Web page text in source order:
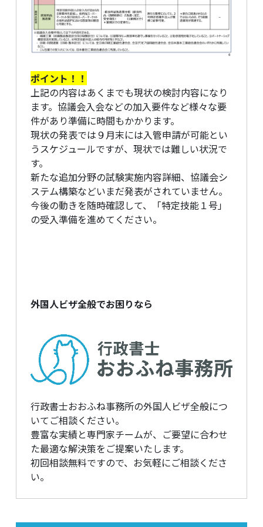
ポイント！！
上記の内容はあくまでも現状の検討内容になり
ます。協議会入会などの加入要件など様々な要
件があり準備に時間もかかります。
現状の発表では９月末には入管申請が可能とい
うスケジュールですが、現状では難しい状況で
す。
新たな追加分野の試験実施内容詳細、協議会シ
ステム構築などいまだ発表がされていません。
今後の動きを随時確認して、「特定技能１号」
の受入準備を進めてください。
外国人ビザ全般でお困りなら
行政書士おおふね事務所の外国人ビザ全般につ
いてご相談ください。
豊富な実績と専門家チームが、ご要望に合わせ
た最適な解決策をご提案いたします。
初回相談無料ですので、お気軽にご相談くださ
い。